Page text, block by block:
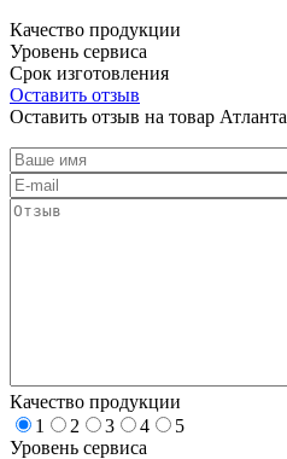
Качество продукции
Уровень сервиса
Срок изготовления
Оставить отзыв
Оставить отзыв на товар Атланта
Качество продукции
1
2 3 4
5
Уровень сервиса